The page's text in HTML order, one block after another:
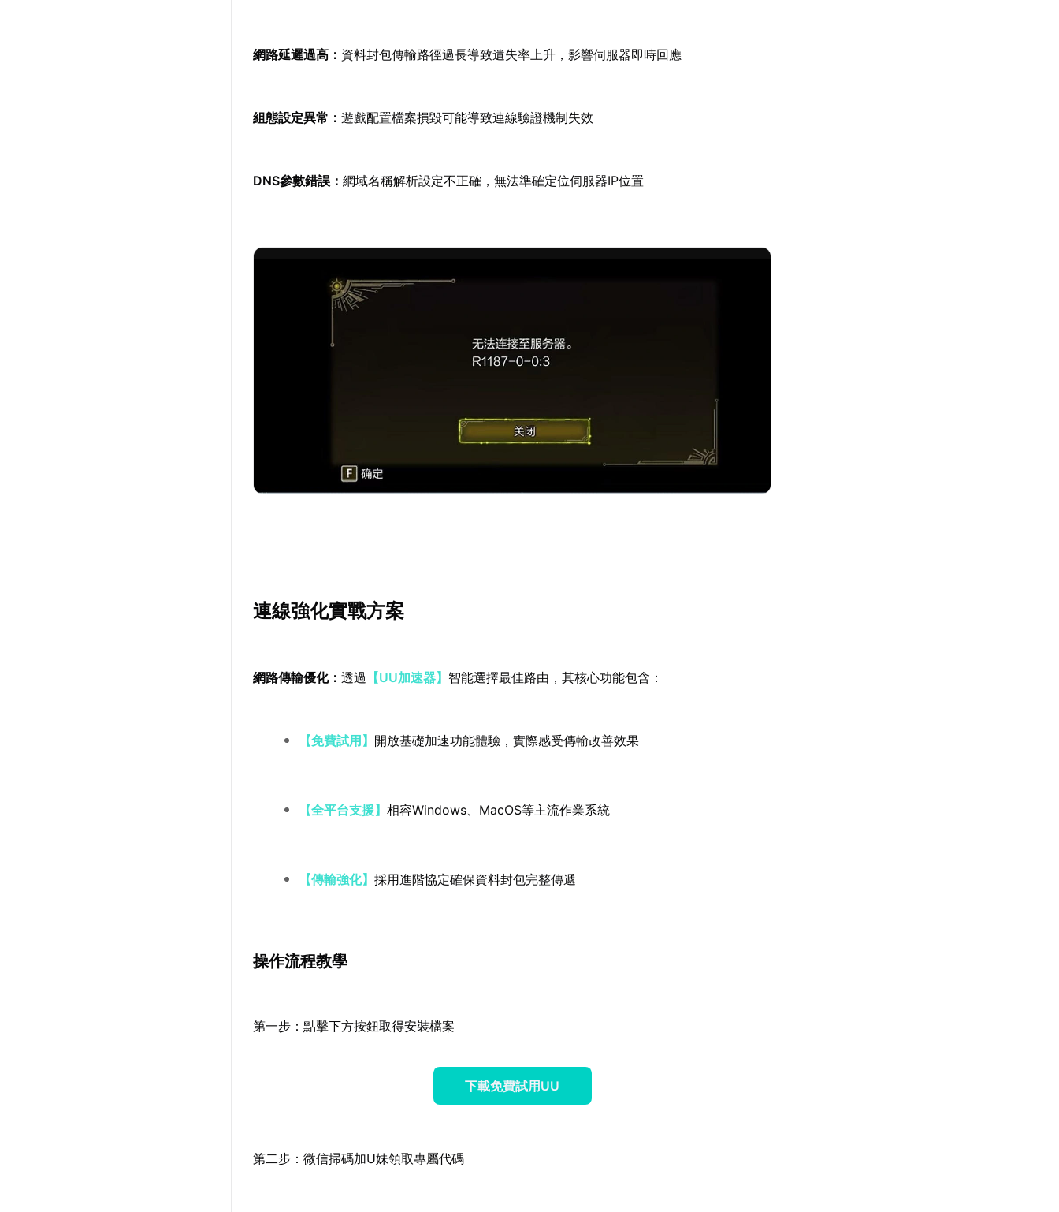
網路延遲過高： 資料封包傳輸路徑過長導致遺失率上升，影響伺服器即時回應
組態設定異常：遊戲配置檔案損毀可能導致連線驗證機制失效
DNS參數錯誤：網域名稱解析設定不正確，無法準確定位伺服器IP位置
連線強化實戰方案
網路傳輸優化：透過 【UU加速器】 智能選擇最佳路由，其核心功能包含：
【免費試用】 開放基礎加速功能體驗，實際感受傳輸改善效果
【全平台支援】相容Windows、MacOS等主流作業系統
【傳輸強化】採用進階協定確保資料封包完整傳遞
操作流程教學
第一步：點擊下方按鈕取得安裝檔案
下載免費試用UU
第二步：微信掃碼加U妹領取專屬代碼